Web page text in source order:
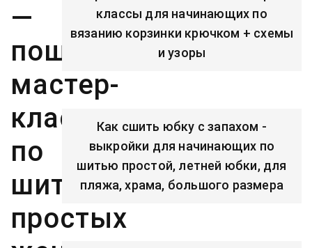
—
пошаговые
мастер-
классы
по
шитью
простых
классы для начинающих по
вязанию корзинки крючком + схемы
и узоры
Как сшить юбку с запахом -
выкройки для начинающих по
шитью простой, летней юбки, для
пляжа, храма, большого размера